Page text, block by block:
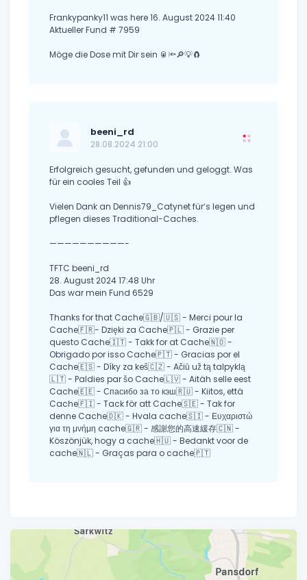
Frankypanky11 was here 16. August 2024 11:40
Aktueller Fund # 7959
Möge die Dose mit Dir sein 🥫🔦🔎💡🧲
beeni_rd
28.08.2024 21:00
Erfolgreich gesucht, gefunden und geloggt. Was
für ein cooles Teil 👍
Vielen Dank an Dennis79_Catynet für‘s legen und
pflegen dieses Traditional-Caches.
——————————-
TFTC beeni_rd
28. August 2024 17:48 Uhr
Das war mein Fund 6529
Thanks for that Cache🇬🇧/🇺🇸 - Merci pour la
Cache🇫🇷- Dzięki za Cache🇵🇱 - Grazie per
questo Cache🇮🇹 - Takk for at Cache🇳🇴 -
Obrigado por isso Cache🇵🇹 - Gracias por el
Cache🇪🇸 - Díky za keš🇨🇿 - Ačiū už tą talpyklą
🇱🇹 - Paldies par šo Cache🇱🇻 - Aitäh selle eest
Cache🇪🇪 - Спасибо за то кэш🇷🇺 - Kiitos, että
Cache🇫🇮 - Tack för att Cache🇸🇪 - Tak for
denne Cache🇩🇰 - Hvala cache🇸🇮 - Ευχαριστώ
για τη μνήμη cache🇬🇷 - 感謝您的高速緩存🇨🇳 -
Köszönjük, hogy a cache🇭🇺 - Bedankt voor de
cache🇳🇱 - Graças para o cache🇵🇹